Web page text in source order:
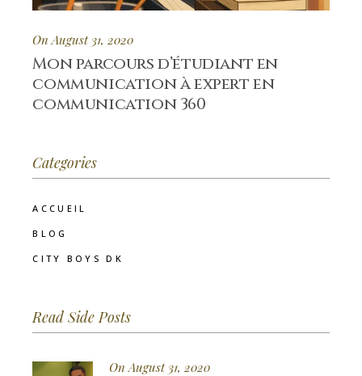
On August 31, 2020
Mon parcours d’étudiant en
communication à expert en
communication 360
Categories
ACCUEIL
BLOG
CITY BOYS DK
Read Side Posts
On August 31, 2020